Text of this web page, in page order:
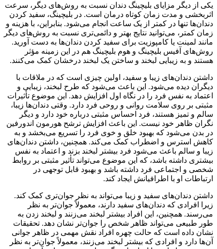
یکی از دیگر مزایای بلیچینگ دندان نسبت به روش‌های دیگر، سرعت
اثربخشی و مدت زمان کوتاه درمان است. در بلیچینگ، سفید کردن
دندان‌ها تنها در کمتر از یک ساعت انجام می‌شود. بنابراین، با هزینه و
زمان کمتر، می‌توانید نتایج بهتر و دائمی‌تری نسبت به روش‌های دیگر
مانند لمینت یا کامپوزیت برای سفید کردن دندان‌ها به دست آورید.
روش‌های آفیس بلیچینگ و هوم بلیچینگ هم در این زمینه مؤثر
هستند و به زیبایی لبخند و ساختن یک لبخند درخشان کمک می‌کنند.
داشتن دندان‌های زیبا و سفید، اولین چیزی است که در ملاقات با
دیگران دیده می‌شود. این باعث می‌شود که طرح لبخند، زیبایی و
اعتماد به نفس فرد را در نگاه اول افزایش دهد. این موضوع تأثیرات
مثبتی بر روی سلامت روانی و روحی فرد دارد. وقتی دندان‌ها زیبا،
سالم و تمیز هستند، فرد احساس مثبتی درباره خود دارد و دیگر
نگران ظاهر خود نیست. این باعث افزایش ترشح هورمون اندورفین
در بدن می‌شود که بهبود خلق و خوی فرد را تسریع می‌بخشد و به
کاهش استرس و اضطراب کمک می‌کند. همچنین، داشتن دندان‌های
زیبا و سالم باعث می‌شود فرد بیشتر لبخند بزند و اعتماد به نفس
بیشتری داشته باشد، که این موضوع می‌تواند تأثیر مثبتی بر روابط
شخصی و اجتماعی فرد داشته باشد و بهبود قابل توجهی در
ارتباطات او با اطرافیانش ایجاد کند.
داشتن دندان‌های سفید و زیبا می‌تواند به نظر جوان‌تری کمک کند.
زیرا افرادی که دندان‌های سفید دارند، معمولاً جوان‌تر به نظر
می‌رسند. همچنین، این افراد بیشتر لبخند می‌زنند و لبخند زدن به
طور طبیعی می‌تواند ظاهر شخص را جوان‌تر نشان دهد. تحقیقات
نشان داده است که حالت چهره افراد نقش مهمی در ظاهر جوانی
آن‌ها دارد و افرادی که بیشتر لبخند می‌زنند، معمولاً جوان‌تر به نظر